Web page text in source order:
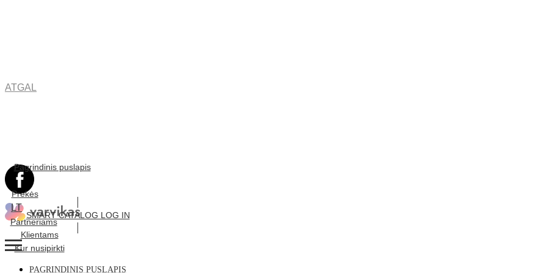
ATGAL
SMART CATALOG LOG IN
Pagrindinis puslapis
Prekės
LT
Partneriams
Klientams
Kur nusipirkti
PAGRINDINIS PUSLAPIS